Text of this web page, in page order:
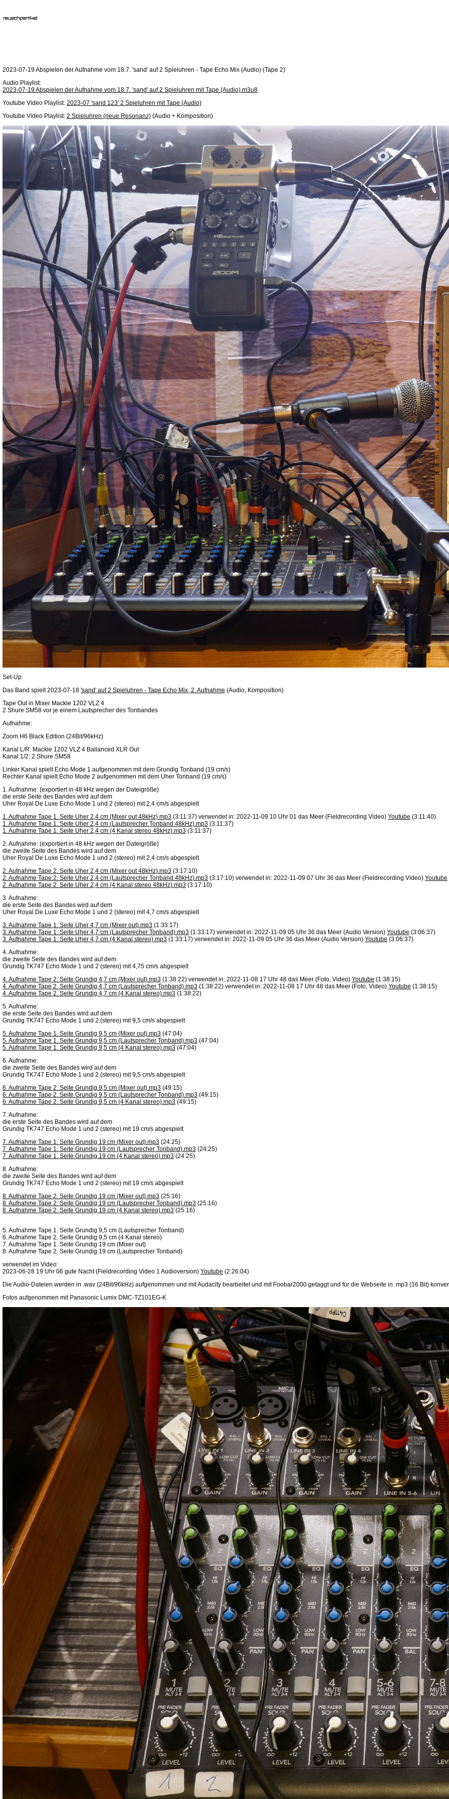
2023-07-19 Abspielen der Aufnahme vom 18.7. 'sand' auf 2 Spieluhren - Tape Echo Mix (Audio) (Tape 2)
Audio Playlist:
2023-07-19 Abspielen der Aufnahme vom 18.7. 'sand' auf 2 Spieluhren mit Tape (Audio).m3u8
Youtube Video Playlist: 2023-07 'sand 123' 2 Spieluhren mit Tape (Audio)
Youtube Video Playlist: 2 Spieluhren (neue Resonanz) (Audio + Komposition)
Set-Up:
Das Band spielt 2023-07-18 'sand' auf 2 Spieluhren - Tape Echo Mix, 2. Aufnahme (Audio, Komposition)
Tape Out in Mixer Mackie 1202 VLZ 4
2 Shure SM58 vor je einem Lautsprecher des Tonbandes
Aufnahme:
Zoom H6 Black Edition (24Bit/96kHz)
Kanal L/R: Mackie 1202 VLZ 4 Ballanced XLR Out
Kanal 1/2: 2 Shure SM58
Linker Kanal spielt Echo Mode 1 aufgenommen mit dem Grundig Tonband (19 cm/s)
Rechter Kanal spielt Echo Mode 2 aufgenommen mit dem Uher Tonband (19 cm/s)
1. Aufnahme: (exportiert in 48 kHz wegen der Dateigröße)
die erste Seite des Bandes wird auf dem
Uher Royal De Luxe Echo Mode 1 und 2 (stereo) mit 2,4 cm/s abgespielt
1. Aufnahme Tape 1. Seite Uher 2,4 cm (Mixer out 48kHz).mp3 (3:11:37) verwendet in: 2022-11-09 10 Uhr 01 das Meer (Fieldrecording Video) Youtube (3:11:40)
1. Aufnahme Tape 1. Seite Uher 2,4 cm (Lautsprecher Tonband 48kHz).mp3 (3:11:37)
1. Aufnahme Tape 1. Seite Uher 2,4 cm (4 Kanal stereo 48kHz).mp3 (3:11:37)
2. Aufnahme: (exportiert in 48 kHz wegen der Dateigröße)
die zweite Seite des Bandes wird auf dem
Uher Royal De Luxe Echo Mode 1 und 2 (stereo) mit 2,4 cm/s abgespielt
2. Aufnahme Tape 2. Seite Uher 2,4 cm (Mixer out 48kHz).mp3 (3:17:10)
2. Aufnahme Tape 2. Seite Uher 2,4 cm (Lautsprecher Tonband 48kHz).mp3 (3:17:10) verwendet in: 2022-11-09 07 Uhr 36 das Meer (Fieldrecording Video) Youtube
2. Aufnahme Tape 2. Seite Uher 2,4 cm (4 Kanal stereo 48kHz).mp3 (3:17:10)
3. Aufnahme:
die erste Seite des Bandes wird auf dem
Uher Royal De Luxe Echo Mode 1 und 2 (stereo) mit 4,7 cm/s abgespielt
3. Aufnahme Tape 1. Seite Uher 4,7 cm (Mixer out).mp3 (1:33:17)
3. Aufnahme Tape 1. Seite Uher 4,7 cm (Lautsprecher Tonband).mp3 (1:33:17) verwendet in: 2022-11-09 05 Uhr 36 das Meer (Audio Version) Youtube (3:06:37)
3. Aufnahme Tape 1. Seite Uher 4,7 cm (4 Kanal stereo).mp3 (1:33:17) verwendet in: 2022-11-09 05 Uhr 36 das Meer (Audio Version) Youtube (3:06:37)
4. Aufnahme:
die zweite Seite des Bandes wird auf dem
Grundig TK747 Echo Mode 1 und 2 (stereo) mit 4,75 cm/s abgespielt
4. Aufnahme Tape 2. Seite Grundig 4,7 cm (Mixer out).mp3 (1:38:22) verwendet in: 2022-11-08 17 Uhr 48 das Meer (Foto, Video) Youtube (1:38:15)
4. Aufnahme Tape 2. Seite Grundig 4,7 cm (Lautsprecher Tonband).mp3 (1:38:22) verwendet in: 2022-11-08 17 Uhr 48 das Meer (Foto, Video) Youtube (1:38:15)
4. Aufnahme Tape 2. Seite Grundig 4,7 cm (4 Kanal stereo).mp3 (1:38:22)
5. Aufnahme:
die erste Seite des Bandes wird auf dem
Grundig TK747 Echo Mode 1 und 2 (stereo) mit 9,5 cm/s abgespielt
5. Aufnahme Tape 1. Seite Grundig 9,5 cm (Mixer out).mp3 (47:04)
5. Aufnahme Tape 1. Seite Grundig 9,5 cm (Lautsprecher Tonband).mp3 (47:04)
5. Aufnahme Tape 1. Seite Grundig 9,5 cm (4 Kanal stereo).mp3 (47:04)
6. Aufnahme:
die zweite Seite des Bandes wird auf dem
Grundig TK747 Echo Mode 1 und 2 (stereo) mit 9,5 cm/s abgespielt
6. Aufnahme Tape 2. Seite Grundig 9,5 cm (Mixer out).mp3 (49:15)
6. Aufnahme Tape 2. Seite Grundig 9,5 cm (Lautsprecher Tonband).mp3 (49:15)
6. Aufnahme Tape 2. Seite Grundig 9,5 cm (4 Kanal stereo).mp3 (49:15)
7. Aufnahme:
die erste Seite des Bandes wird auf dem
Grundig TK747 Echo Mode 1 und 2 (stereo) mit 19 cm/s abgespielt
7. Aufnahme Tape 1. Seite Grundig 19 cm (Mixer out).mp3 (24:25)
7. Aufnahme Tape 1. Seite Grundig 19 cm (Lautsprecher Tonband).mp3 (24:25)
7. Aufnahme Tape 1. Seite Grundig 19 cm (4 Kanal stereo).mp3 (24:25)
8. Aufnahme:
die zweite Seite des Bandes wird auf dem
Grundig TK747 Echo Mode 1 und 2 (stereo) mit 19 cm/s abgespielt
8. Aufnahme Tape 2. Seite Grundig 19 cm (Mixer out).mp3 (25:16)
8. Aufnahme Tape 2. Seite Grundig 19 cm (Lautsprecher Tonband).mp3 (25:16)
8. Aufnahme Tape 2. Seite Grundig 19 cm (4 Kanal stereo).mp3 (25:16)
5. Aufnahme Tape 1. Seite Grundig 9,5 cm (Lautsprecher Tonband)
6. Aufnahme Tape 2. Seite Grundig 9,5 cm (4 Kanal stereo)
7. Aufnahme Tape 1. Seite Grundig 19 cm (Mixer out)
8. Aufnahme Tape 2. Seite Grundig 19 cm (Lautsprecher Tonband)
verwendet im Video:
2023-06-28 19 Uhr 06 gute Nacht (Fieldrecording Video 1 Audioversion) Youtube (2:26:04)
Die Audio-Dateien werden in .wav (24Bit/96kHz) aufgenommen und mit Audacity bearbeitet und mit Foobar2000 getaggt und für die Webseite in .mp3 (16 Bit)
Fotos aufgenommen mit Panasonic Lumix DMC-TZ101EG-K